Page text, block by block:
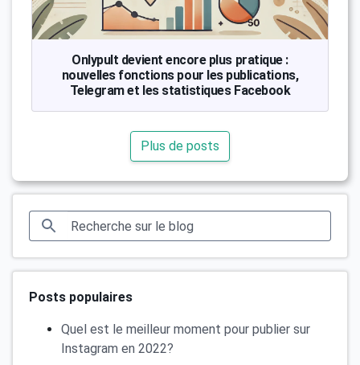
Onlypult devient encore plus pratique :
nouvelles fonctions pour les publications,
Telegram et les statistiques Facebook
Plus de posts
Posts populaires
Quel est le meilleur moment pour publier sur
Instagram en 2022?